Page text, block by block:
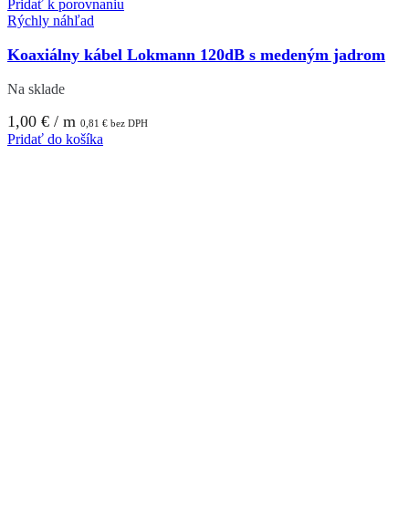
Pridať k porovnaniu
Rýchly náhľad
Koaxiálny kábel Lokmann 120dB s medeným jadrom
Na sklade
1,00 € / m 0,81 € bez DPH
Pridať do košíka